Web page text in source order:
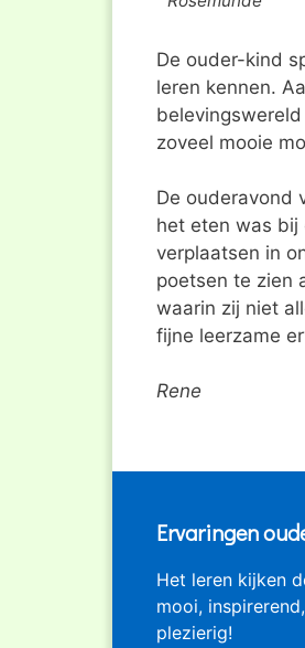
De ouder-kind
leren kennen.
zoveel mooie
De ouderavond
het eten was bij
verplaatsen in
poetsen te zien
waarin zij niet
fijne leerzame
Rene
Ervaringen
Het leren kijken
mooi,
plezierig!